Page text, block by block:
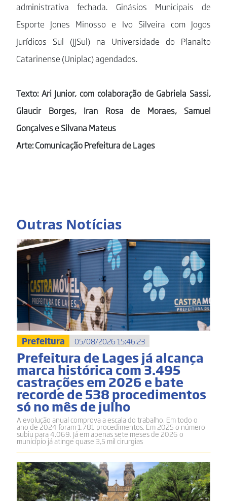
administrativa fechada. Ginásios Municipais de
Esporte Jones Minosso e Ivo Silveira com Jogos
Jurídicos Sul (JJSul) na Universidade do Planalto
Catarinense (Uniplac) agendados.
Texto: Ari Junior, com colaboração de Gabriela Sassi,
Glaucir Borges, Iran Rosa de Moraes, Samuel
Gonçalves e Silvana Mateus
Arte: Comunicação Prefeitura de Lages
Outras Notícias
Prefeitura 05/08/2026 15:46:23
Prefeitura de Lages já alcança
marca histórica com 3.495
castrações em 2026 e bate
recorde de 538 procedimentos
só no mês de julho
A evolução anual comprova a escala do trabalho. Em todo o
ano de 2024 foram 1.781 procedimentos. Em 2025 o número
subiu para 4.069. Já em apenas sete meses de 2026 o
município já atinge quase 3,5 mil cirurgias